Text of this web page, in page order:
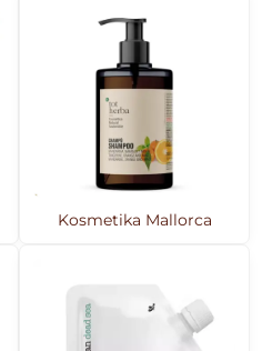
Kosmetika Mallorca